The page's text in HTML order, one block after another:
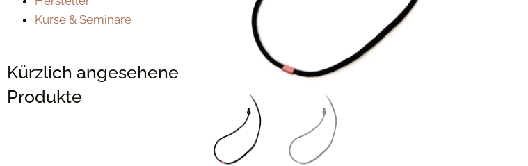
Kurse & Seminare
Kürzlich angesehene
Produkte